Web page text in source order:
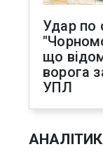
Удар по
що
ворога
УПЛ